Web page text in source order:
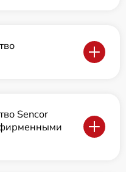
Sencor
фирменными